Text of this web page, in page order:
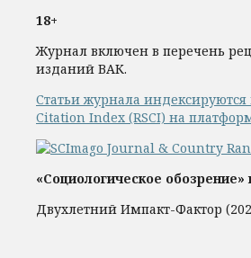
18+
Журнал включен в перечень
изданий ВАК.
Статьи журнала индексируются
Citation Index (RSCI) на
«Социологическое обозрение»
Двухлетний Импакт-Фактор